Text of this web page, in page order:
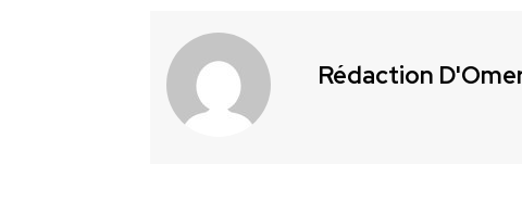
Rédaction